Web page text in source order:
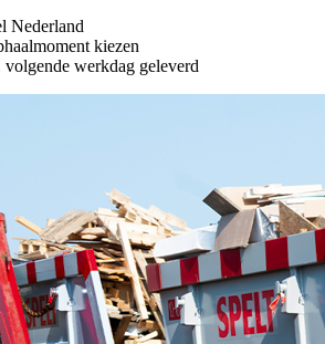
Nederland
kiezen
volgende werkdag geleverd